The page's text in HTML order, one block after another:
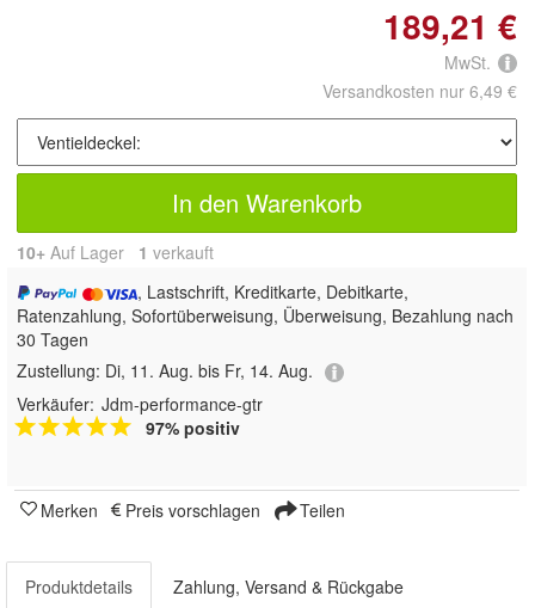
189,21 €
MwSt.
Versandkosten nur 6,49 €
In den Warenkorb
10+ Auf Lager 1 verkauft
, Lastschrift, Kreditkarte, Debitkarte,
Ratenzahlung, Sofortüberweisung, Überweisung, Bezahlung nach
30 Tagen
Zustellung: Di, 11. Aug. bis Fr, 14. Aug.
Verkäufer: Jdm-performance-gtr
97% positiv
Merken Preis vorschlagen Teilen
Produktdetails Zahlung, Versand & Rückgabe